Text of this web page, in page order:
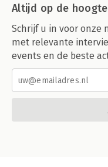
Altijd op de hoogte
Schrijf u in voor onze
met relevante
events en de beste